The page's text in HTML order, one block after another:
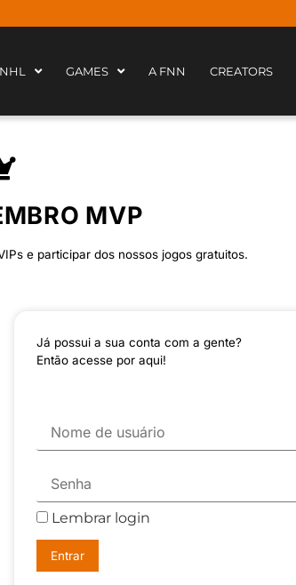
NHL GAMES A FNN CREATORS
MVP
e participar dos nossos jogos gratuitos.
Já possui a sua conta com a gente?
Então acesse por aqui!
Lembrar login